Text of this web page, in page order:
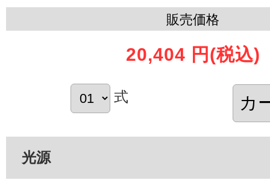
販売価格
20,404 円 (税込)
式
光源